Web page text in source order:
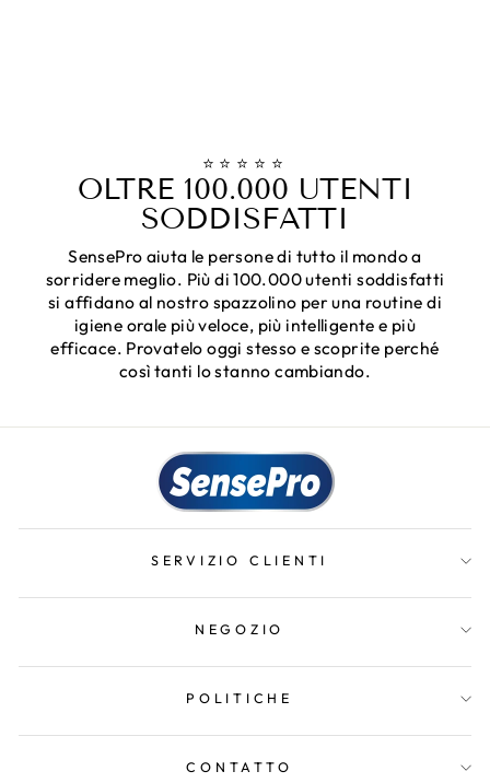
⭐⭐⭐⭐⭐
OLTRE 100.000 UTENTI
SODDISFATTI
SensePro aiuta le persone di tutto il mondo a
sorridere meglio. Più di 100.000 utenti soddisfatti
si affidano al nostro spazzolino per una routine di
igiene orale più veloce, più intelligente e più
efficace. Provatelo oggi stesso e scoprite perché
così tanti lo stanno cambiando.
SERVIZIO CLIENTI
NEGOZIO
POLITICHE
CONTATTO